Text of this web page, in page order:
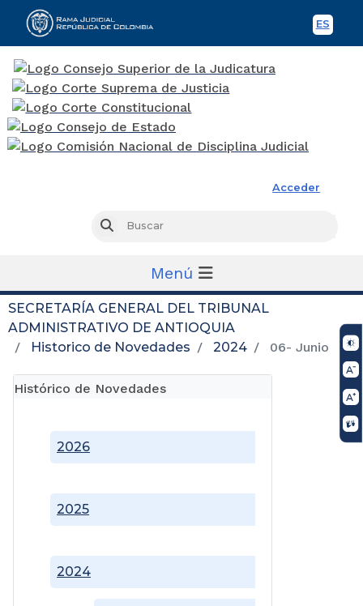
ES
Acceder
Buscar
Menú
SECRETARÍA GENERAL DEL TRIBUNAL
ADMINISTRATIVO DE ANTIOQUIA
Historico de Novedades
2024 06- Junio
Histórico de Novedades
2024
2025
2026